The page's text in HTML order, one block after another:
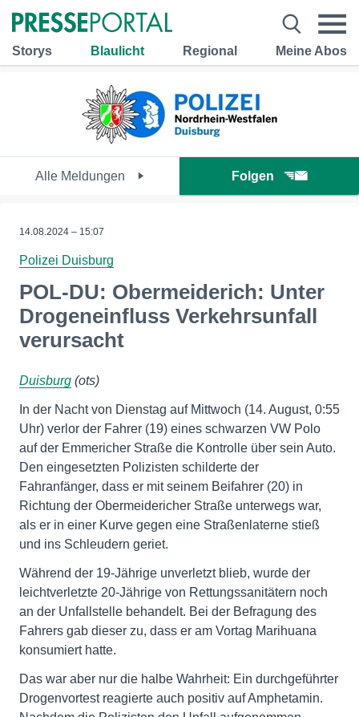
Storys Blaulicht Regional Meine Abos
Alle Meldungen Folgen
14.08.2024 – 15:07
Polizei Duisburg
POL-DU: Obermeiderich: Unter
Drogeneinfluss Verkehrsunfall
verursacht
Duisburg (ots)
In der Nacht von Dienstag auf Mittwoch (14. August, 0:55
Uhr) verlor der Fahrer (19) eines schwarzen VW Polo
auf der Emmericher Straße die Kontrolle über sein Auto.
Den eingesetzten Polizisten schilderte der
Fahranfänger, dass er mit seinem Beifahrer (20) in
Richtung der Obermeidericher Straße unterwegs war,
als er in einer Kurve gegen eine Straßenlaterne stieß
und ins Schleudern geriet.
Während der 19-Jährige unverletzt blieb, wurde der
leichtverletzte 20-Jährige von Rettungssanitätern noch
an der Unfallstelle behandelt. Bei der Befragung des
Fahrers gab dieser zu, dass er am Vortag Marihuana
konsumiert hatte.
Das war aber nur die halbe Wahrheit: Ein durchgeführter
Drogenvortest reagierte auch positiv auf Amphetamin.